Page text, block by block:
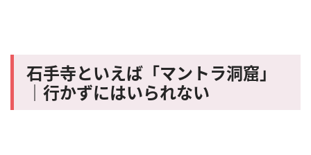
石手寺といえば「マントラ洞窟」
｜行かずにはいられない